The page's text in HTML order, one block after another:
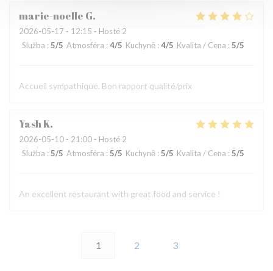
marie-noelle G
2026-05-17 - 12:15 - Hosté 2
Služba : 5/5 Atmosféra : 4/5 Kuchyně : 4/5 Kvalita / Cena : 5/5
Accueil sympathique. Bon rapport qualité/prix
YashK
2026-05-10 - 21:00 - Hosté 2
Služba : 5/5 Atmosféra : 5/5 Kuchyně : 5/5 Kvalita / Cena : 5/5
An excellent restaurant with great food and service !
1 2 3